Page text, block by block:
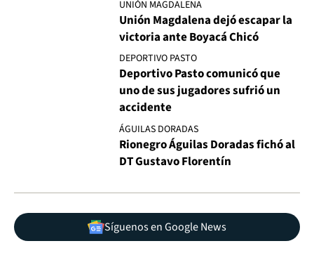
UNIÓN MAGDALENA
Unión Magdalena dejó escapar la
victoria ante Boyacá Chicó
DEPORTIVO PASTO
Deportivo Pasto comunicó que
uno de sus jugadores sufrió un
accidente
ÁGUILAS DORADAS
Rionegro Águilas Doradas fichó al
DT Gustavo Florentín
Síguenos en Google News